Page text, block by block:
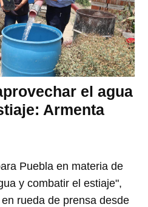
el agua
Armenta
Puebla en materia de
y combatir el estiaje",
rueda de prensa desde